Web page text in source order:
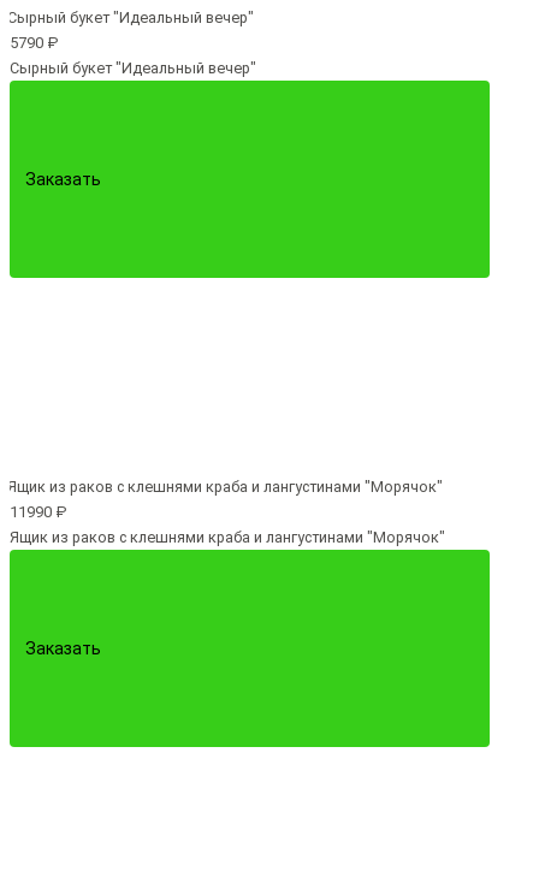
5790 ₽
Сырный букет "Идеальный вечер"
Заказать
11990 ₽
Ящик из раков с клешнями краба и лангустинами "Морячок"
Заказать